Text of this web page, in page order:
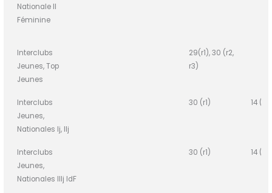
Nationale II
Féminine
Interclubs
Jeunes, Top
Jeunes
29(r1), 30 (r2,
r3)
Interclubs
Jeunes,
Nationales Ij, IIj
30 (r1) 14 (r2)
Interclubs
Jeunes,
Nationales IIIj IdF
30 (r1) 14 (r2)